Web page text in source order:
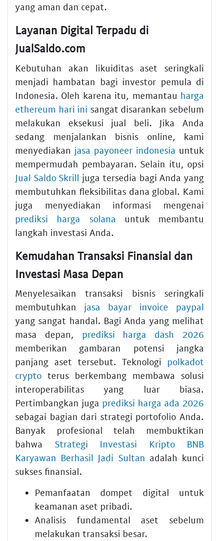
yang aman dan cepat.
Layanan Digital Terpadu di
JualSaldo.com
Kebutuhan akan likuiditas aset seringkali
menjadi hambatan bagi investor pemula di
Indonesia. Oleh karena itu, memantau harga
ethereum hari ini sangat disarankan sebelum
melakukan eksekusi jual beli. Jika Anda
sedang menjalankan bisnis online, kami
menyediakan jasa payoneer indonesia untuk
mempermudah pembayaran. Selain itu, opsi
Jual Saldo Skrill juga tersedia bagi Anda yang
membutuhkan fleksibilitas dana global. Kami
juga menyediakan informasi mengenai
prediksi harga solana untuk membantu
langkah investasi Anda.
Kemudahan Transaksi Finansial dan
Investasi Masa Depan
Menyelesaikan transaksi bisnis seringkali
membutuhkan jasa bayar invoice paypal
yang sangat handal. Bagi Anda yang melihat
masa depan, prediksi harga dash 2026
memberikan gambaran potensi jangka
panjang aset tersebut. Teknologi polkadot
crypto terus berkembang membawa solusi
interoperabilitas yang luar biasa.
Pertimbangkan juga prediksi harga ada 2026
sebagai bagian dari strategi portofolio Anda.
Banyak profesional telah membuktikan
bahwa Strategi Investasi Kripto BNB
Karyawan Berhasil Jadi Sultan adalah kunci
sukses finansial.
Pemanfaatan dompet digital untuk
keamanan aset pribadi.
Analisis fundamental aset sebelum
melakukan transaksi besar.